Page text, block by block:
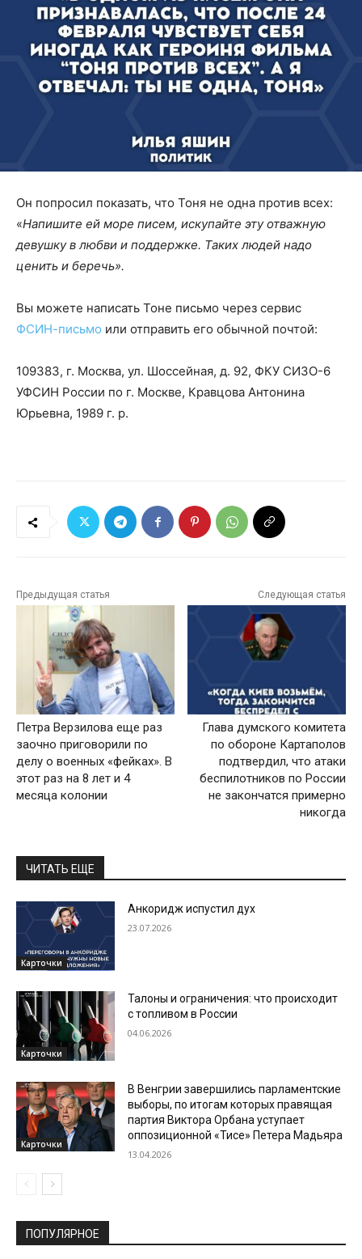
Он попросил показать, что Тоня не одна против всех:
«Напишите ей море писем, искупайте эту отважную
девушку в любви и поддержке. Таких людей надо
ценить и беречь».
Вы можете написать Тоне письмо через сервис
ФСИН-письмо или отправить его обычной почтой:
109383, г. Москва, ул. Шоссейная, д. 92, ФКУ СИЗО-6
УФСИН России по г. Москве, Кравцова Антонина
Юрьевна, 1989 г. р.
Предыдущая статья
Петра Верзилова еще раз
заочно приговорили по
делу о военных «фейках». В
этот раз на 8 лет и 4
месяца колонии
Следующая статья
Глава думского комитета
по обороне Картаполов
подтвердил, что атаки
беспилотников по России
не закончатся примерно
никогда
ЧИТАТЬ ЕЩЕ
Карточки
Анкоридж испустил дух
23.07.2026
Карточки
Талоны и ограничения: что происходит
с топливом в России
04.06.2026
Карточки
В Венгрии завершились парламентские
выборы, по итогам которых правящая
партия Виктора Орбана уступает
оппозиционной «Тисе» Петера Мадьяра
13.04.2026
ПОПУЛЯРНОЕ